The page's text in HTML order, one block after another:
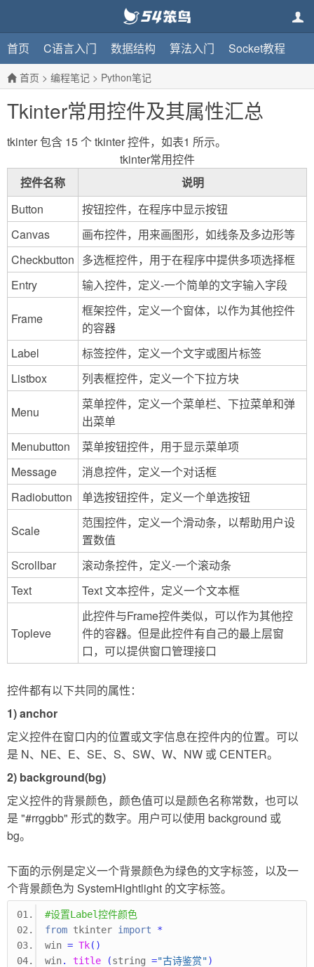
首页 C语言入门 数据结构 算法入门 Socket教程
首页 > 编程笔记 > Python笔记
Tkinter常用控件及其属性汇总
tkinter 包含 15 个 tkinter 控件，如表1 所示。
tkinter常用控件
控件名称
说明
Button
按钮控件，在程序中显示按钮
Canvas
画布控件，用来画图形，如线条及多边形等
Checkbutton 多选框控件，用于在程序中提供多项选择框
Entry
输入控件，定义-一个简单的文字输入字段
Frame
框架控件，定义一个窗体，以作为其他控件
的容器
Label
标签控件，定义一个文字或图片标签
Listbox
列表框控件，定义一个下拉方块
Menu
菜单控件，定义一个菜单栏、下拉菜单和弹
出菜单
Menubutton
菜单按钮控件，用于显示菜单项
Message
消息控件，定义一个对话框
Radiobutton
单选按钮控件，定义一个单选按钮
Scale
范围控件，定义一个滑动条，以帮助用户设
置数值
Scrollbar
滚动条控件，定义-一个滚动条
Text
Text 文本控件，定义一个文本框
Topleve
此控件与Frame控件类似，可以作为其他控
件的容器。但是此控件有自己的最上层窗
口，可以提供窗口管理接口
控件都有以下共同的属性：
1) anchor
定义控件在窗口内的位置或文字信息在控件内的位置。可以
是 N、NE、E、SE、S、SW、W、NW 或 CENTER。
2) background(bg)
定义控件的背景颜色，颜色值可以是颜色名称常数，也可以
是 "#rrggbb" 形式的数字。用户可以使用 background 或
bg。
下面的示例是定义一个背景颜色为绿色的文字标签，以及一
个背景颜色为 SystemHightlight 的文字标签。
#设置Label控件颜色
from tkinter import
*
win = Tk()
win. title (string ="古诗鉴赏")